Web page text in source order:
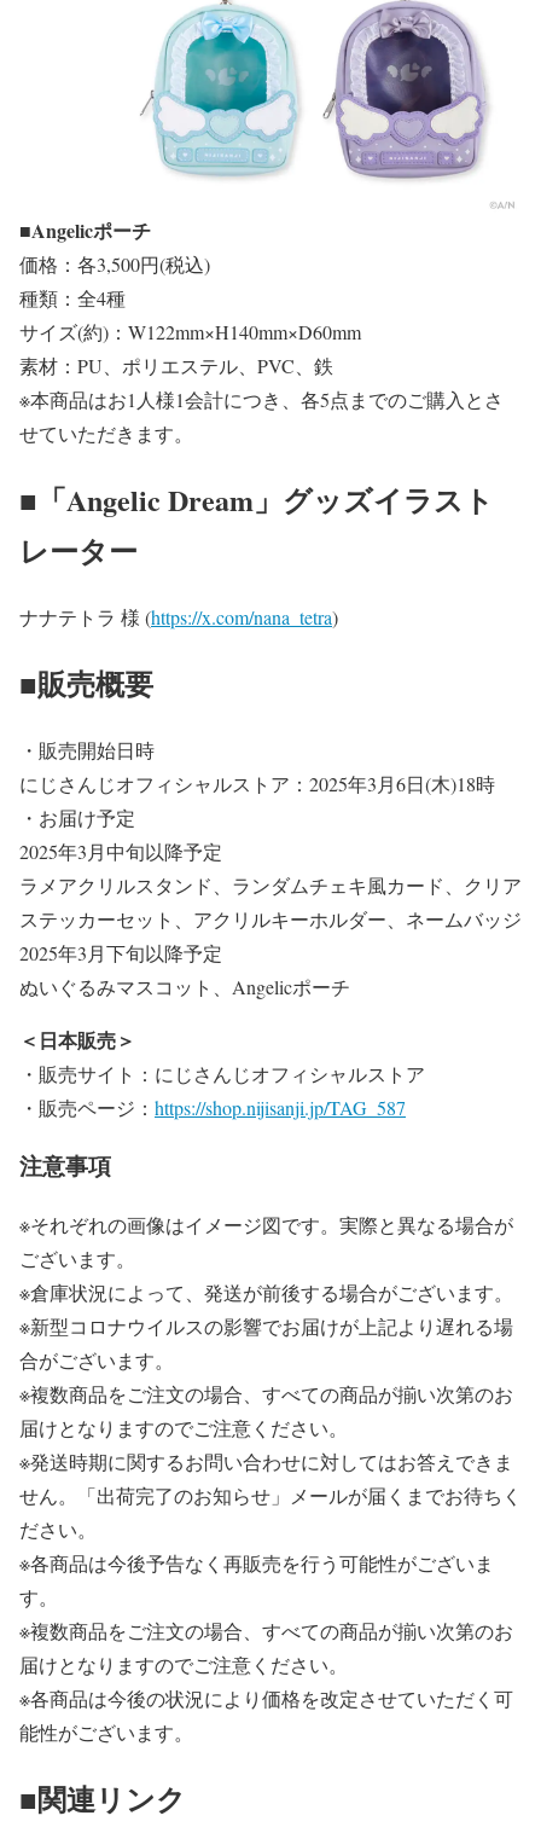
■Angelicポーチ
価格：各3,500円(税込)
種類：全4種
サイズ(約)：W122mm×H140mm×D60mm
素材：PU、ポリエステル、PVC、鉄
※本商品はお1人様1会計につき、各5点までのご購入とさ
せていただきます。
■「Angelic Dream」グッズイラスト
レーター
ナナテトラ 様 (https://x.com/nana_tetra)
■販売概要
・販売開始日時
にじさんじオフィシャルストア：2025年3月6日(木)18時
・お届け予定
2025年3月中旬以降予定
ラメアクリルスタンド、ランダムチェキ風カード、クリア
ステッカーセット、アクリルキーホルダー、ネームバッジ
2025年3月下旬以降予定
ぬいぐるみマスコット、Angelicポーチ
＜日本販売＞
・販売サイト：にじさんじオフィシャルストア
・販売ページ： https://shop.nijisanji.jp/TAG_587
注意事項
※それぞれの画像はイメージ図です。実際と異なる場合が
ございます。
※倉庫状況によって、発送が前後する場合がございます。
※新型コロナウイルスの影響でお届けが上記より遅れる場
合がございます。
※複数商品をご注文の場合、すべての商品が揃い次第のお
届けとなりますのでご注意ください。
※発送時期に関するお問い合わせに対してはお答えできま
せん。「出荷完了のお知らせ」メールが届くまでお待ちく
ださい。
※各商品は今後予告なく再販売を行う可能性がございま
す。
※複数商品をご注文の場合、すべての商品が揃い次第のお
届けとなりますのでご注意ください。
※各商品は今後の状況により価格を改定させていただく可
能性がございます。
■関連リンク